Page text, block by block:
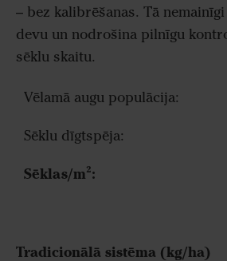
– bez kalibrēšanas. Tā
devu un nodrošina pilnīgu
sēklu skaitu.
Vēlamā augu populācija:
Sēklu dīgtspēja:
Sēklas/m²:
Tradicionālā sistēma (kg/ha)